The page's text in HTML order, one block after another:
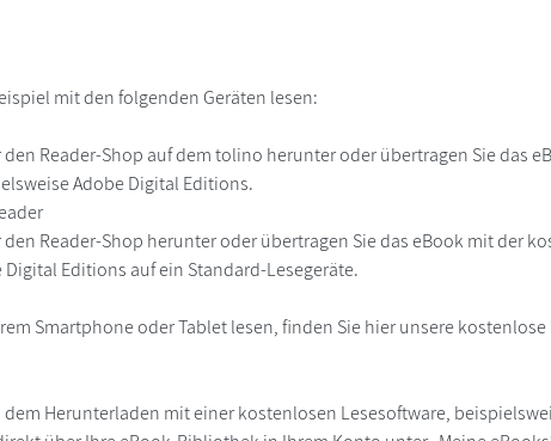
mit den folgenden Geräten lesen:
Reader-Shop auf dem tolino herunter oder übertragen Sie das
Adobe Digital Editions.
Reader-Shop herunter oder übertragen Sie das eBook mit der
Digital Editions auf ein Standard-Lesegeräte.
Smartphone oder Tablet lesen, finden Sie hier unsere
dem Herunterladen mit einer kostenlosen Lesesoftware,